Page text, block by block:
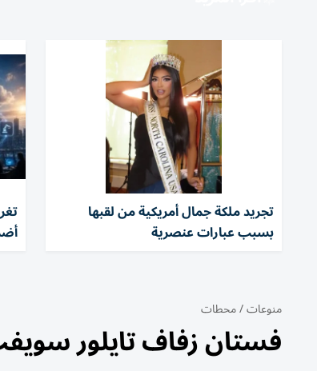
تجريد ملكة جمال أمريكية من لقبها
بسبب عبارات عنصرية
منوعات/محطات
فستان زفاف تايلور